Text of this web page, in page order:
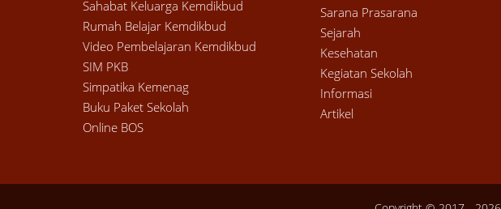
Sahabat Keluarga Kemdikbud
Rumah Belajar Kemdikbud
Video Pembelajaran Kemdikbud
SIM PKB
Simpatika Kemenag
Buku Paket Sekolah
Online BOS
Sarana Prasarana
Sejarah
Kesehatan
Kegiatan Sekolah
Informasi
Artikel